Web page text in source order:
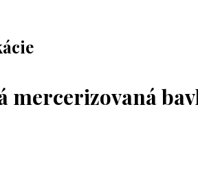
mercerizovaná